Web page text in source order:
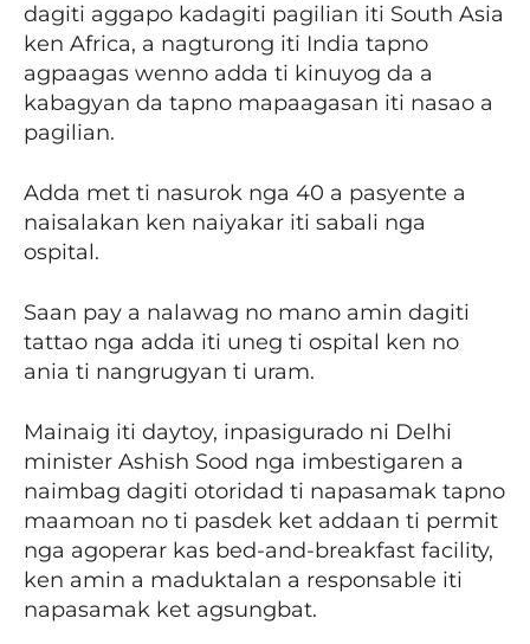
dagiti aggapo kadagiti pagilian iti South Asia
ken Africa, a nagturong iti India tapno
agpaagas wenno adda ti kinuyog da a
kabagyan da tapno mapaagasan iti nasao a
pagilian.
Adda met ti nasurok nga 40 a pasyente a
naisalakan ken naiyakar iti sabali nga
ospital.
Saan pay a nalawag no mano amin dagiti
tattao nga adda iti uneg ti ospital ken no
ania ti nangrugyan ti uram.
Mainaig iti daytoy, inpasigurado ni Delhi
minister Ashish Sood nga imbestigaren a
naimbag dagiti otoridad ti napasamak tapno
maamoan no ti pasdek ket addaan ti permit
nga agoperar kas bed-and-breakfast facility,
ken amin a maduktalan a responsable iti
napasamak ket agsungbat.